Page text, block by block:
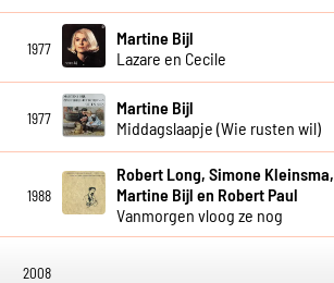
1977
Martine Bijl
Lazare en Cecile
1977
Martine Bijl
Middagslaapje (Wie rusten wil)
1988
Robert Long, Simone Kleinsma,
Martine Bijl en Robert Paul
Vanmorgen vloog ze nog
2008